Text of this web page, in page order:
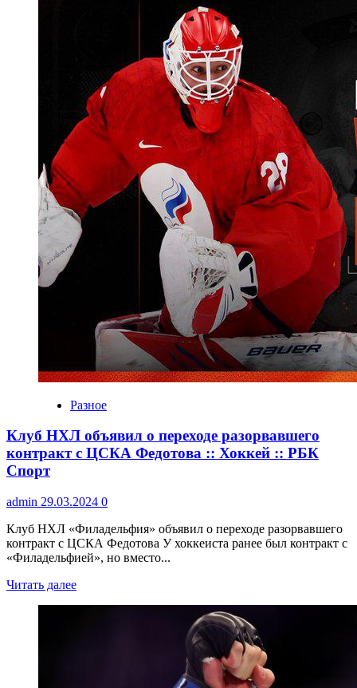
Разное
Клуб НХЛ объявил о переходе разорвавшего
контракт с ЦСКА Федотова :: Хоккей :: РБК
Спорт
admin 29.03.2024 0
Клуб НХЛ «Филадельфия» объявил о переходе разорвавшего
контракт с ЦСКА Федотова У хоккеиста ранее был контракт с
«Филадельфией», но вместо...
Читать далее